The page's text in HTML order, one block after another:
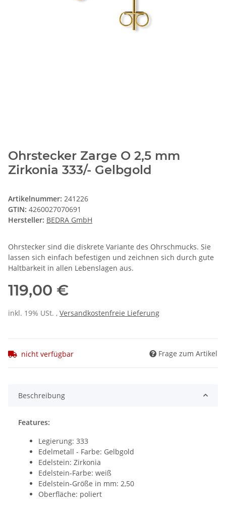
Ohrstecker Zarge O 2,5 mm
Zirkonia 333/- Gelbgold
Artikelnummer: 241226
GTIN: 4260027070691
Hersteller: BEDRA GmbH
Ohrstecker sind die diskrete Variante des Ohrschmucks. Sie
lassen sich einfach befestigen und zeichnen sich durch gute
Haltbarkeit in allen Lebenslagen aus.
119,00 €
inkl. 19% USt. , Versandkostenfreie Lieferung
nicht verfügbar Frage zum Artikel
Beschreibung
Features:
Legierung: 333
Edelmetall - Farbe: Gelbgold
Edelstein: Zirkonia
Edelstein-Farbe: weiß
Edelstein-Größe in mm: 2,50
Oberfläche: poliert